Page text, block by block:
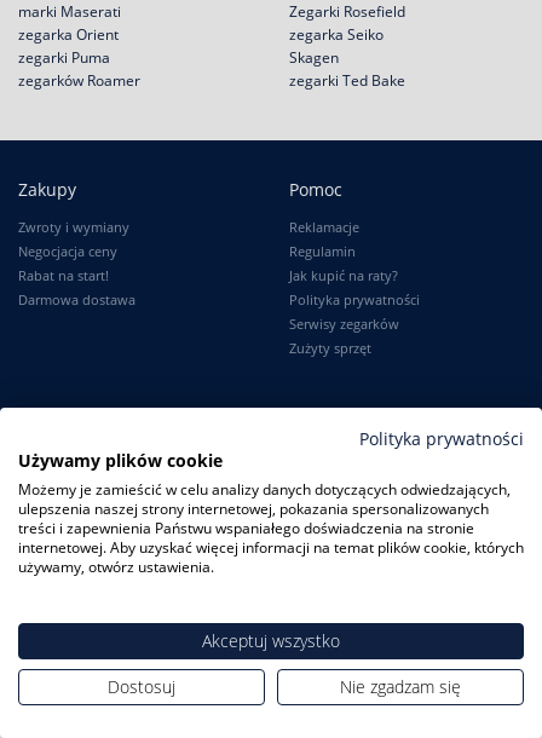
marki Maserati
zegarka Orient
zegarki Puma
zegarków Roamer
Zegarki Rosefield
zegarka Seiko
Skagen
zegarki Ted Bake
Zakupy
Zwroty i wymiany
Negocjacja ceny
Rabat na start!
Darmowa dostawa
Pomoc
Reklamacje
Regulamin
Jak kupić na raty?
Polityka prywatności
Serwisy zegarków
Zużyty sprzęt
Logowanie
Karta Stałego Klienta
Moje zamówienia
Ustawienia konta
Informacje
O firmie
Dlaczego my?
Blog
ZegarkiCentrum.pl| ul. Derdowskiego 8A/1 80-319 Gdańsk| Tel.:+48
Polityka prywatności
Używamy plików cookie
Możemy je zamieścić w celu analizy danych dotyczących odwiedzających,
ulepszenia naszej strony internetowej, pokazania spersonalizowanych
treści i zapewnienia Państwu wspaniałego doświadczenia na stronie
internetowej. Aby uzyskać więcej informacji na temat plików cookie, których
używamy, otwórz ustawienia.
Akceptuj wszystko
Dostosuj
Nie zgadzam się